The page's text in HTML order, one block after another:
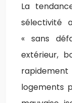
La
sélectivité
« sans
extérieur,
logements